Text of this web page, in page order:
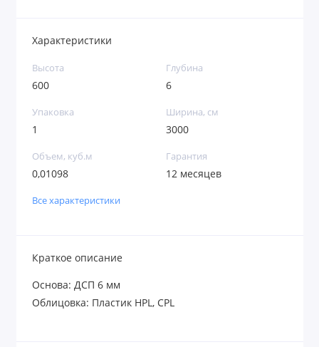
Характеристики
Высота
600
Глубина
6
Упаковка
1
Ширина, см
3000
Объем, куб.м
0,01098
Гарантия
12 месяцев
Все характеристики
Краткое описание
Основа: ДСП 6 мм
Облицовка: Пластик HPL, CPL